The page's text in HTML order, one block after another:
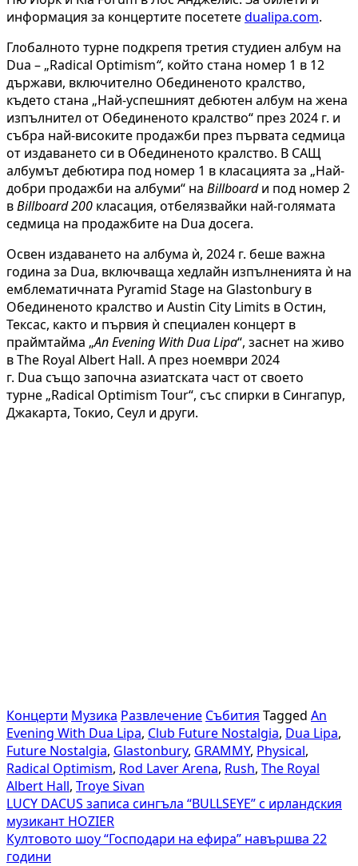
информация за концертите посететеdualipa.com.
Глобалното турне подкрепя третия студиен албум на
Dua – „Radical Optimism“, който стана номер 1 в 12
държави, включително Обединеното кралство,
където стана „Най-успешният дебютен албум на жена
изпълнител от Обединеното кралство“ през 2024 г. и
събра най-високите продажби през първата седмица
от издаването си в Обединеното кралство. В САЩ
албумът дебютира под номер 1 в класацията за „Най-
добри продажби на албуми“ на Billboardи под номер 2
вBillboard 200 класация, отбелязвайки най-голямата
седмица на продажбите на Dua досега.
Освен издаването на албума ѝ, 2024 г. беше важна
година за Dua, включваща хедлайн изпълненията ѝ на
емблематичната Pyramid Stage на Glastonbury в
Обединеното кралство и Austin City Limits в Остин,
Тексас, както и първия ѝ специален концерт в
праймтайма „An Evening With Dua Lipa“, заснет на живо
в The Royal Albert Hall. А през ноември 2024
г. Dua също започна азиатската част от своето
турне „Radical Optimism Tour“, със спирки в Сингапур,
Джакарта, Токио, Сеул и други.
Концерти Музика Развлечение Събития Tagged An
Evening With Dua Lipa, Club Future Nostalgia, Dua Lipa,
Future Nostalgia, Glastonbury, GRAMMY, Physical,
Radical Optimism, Rod Laver Arena, Rush, The Royal
Albert Hall, Troye Sivan
Навигация
LUCY DACUS записа сингъла “BULLSEYE” с ирландския
музикант HOZIER
Култовото шоу “Господари на ефира” навършва 22
години